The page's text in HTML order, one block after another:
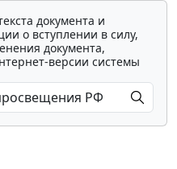
документа и
о вступлении в силу,
документа,
версии системы